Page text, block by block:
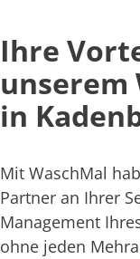
Ihre
unserem
in
Mit WaschMal
Partner an Ihrer
Management
ohne jeden